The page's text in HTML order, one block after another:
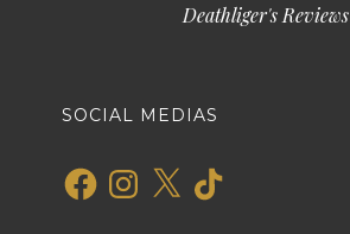
Deathliger's Reviews
SOCIAL MEDIAS
FacebookInstagram
X TikTok